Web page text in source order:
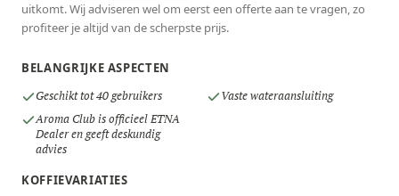
uitkomt. Wij adviseren wel om eerst een offerte aan te vragen, zo
profiteer je altijd van de scherpste prijs.
BELANGRIJKE ASPECTEN
Geschikt tot 40 gebruikers
Vaste wateraansluiting
Aroma Club is officieel ETNA
Dealer en geeft deskundig
advies
KOFFIEVARIATIES